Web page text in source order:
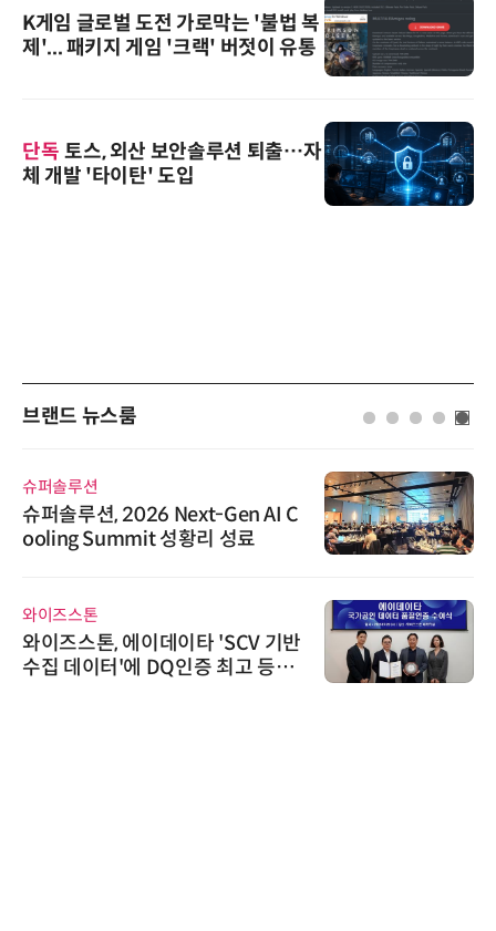
K게임 글로벌 도전 가로막는 '불법 복
제'... 패키지 게임 '크랙' 버젓이 유통
단독 토스, 외산 보안솔루션 퇴출…자
체 개발 '타이탄' 도입
브랜드 뉴스룸
슈퍼솔루션
슈퍼솔루션, 2026 Next-Gen AI C
ooling Summit 성황리 성료
와이즈스톤
와이즈스톤, 에이데이타 'SCV 기반
수집 데이터'에 DQ인증 최고 등급